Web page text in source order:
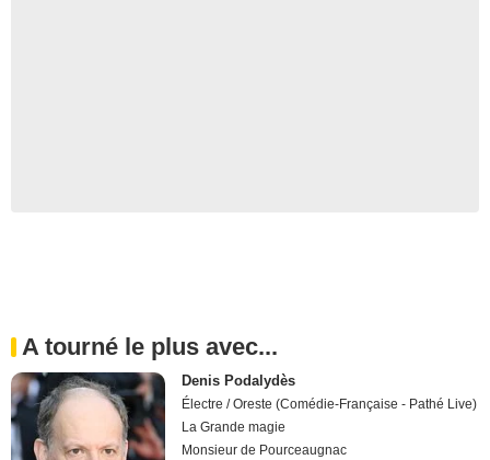
A tourné le plus avec...
Denis Podalydès
Électre / Oreste (Comédie-Française - Pathé Live)
La Grande magie
Monsieur de Pourceaugnac